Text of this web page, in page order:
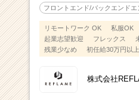
フロントエンド/バックエンドエ
リモートワーク OK 私服OK
起業志望歓迎
フレックス
残業少なめ
初任給30万円以上
株式会社